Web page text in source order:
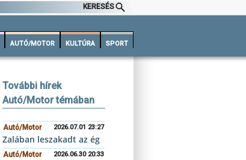
KERESÉS
AUTÓ/MOTOR KULTÚRA SPORT
További hírek
Autó/Motor témában
Autó/Motor 2026.07.01 23:27
Zalában leszakadt az ég
Autó/Motor 2026.06.30 20:33